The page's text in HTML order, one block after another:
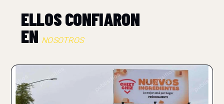
ELLOS CONFIARON
EN NOSOTROS